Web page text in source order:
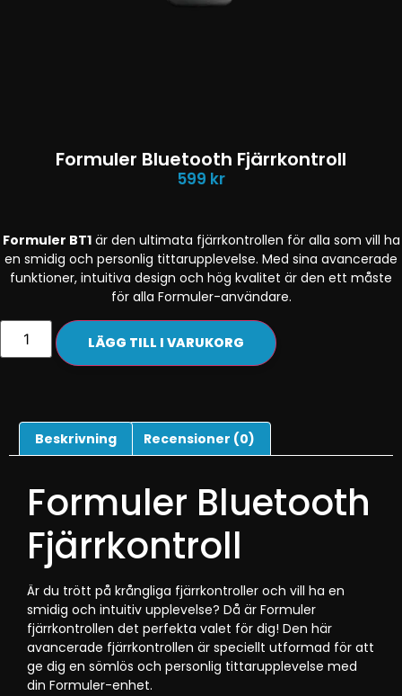
Formuler Bluetooth Fjärrkontroll
599 kr
Formuler BT1är den ultimata fjärrkontrollen för alla som vill ha
en smidig och personlig tittarupplevelse. Med sina avancerade
funktioner, intuitiva design och hög kvalitet är den ett måste
för alla Formuler-användare.
LÄGG TILL I VARUKORG
Beskrivning Recensioner (0)
Formuler Bluetooth
Fjärrkontroll
Är du trött på krångliga fjärrkontroller och vill ha en
smidig och intuitiv upplevelse? Då är Formuler
fjärrkontrollen det perfekta valet för dig! Den här
avancerade fjärrkontrollen är speciellt utformad för att
ge dig en sömlös och personlig tittarupplevelse med
din Formuler-enhet.